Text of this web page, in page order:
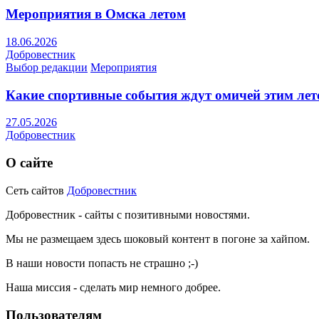
Мероприятия в Омска летом
18.06.2026
Добровестник
Выбор редакции Мероприятия
Какие спортивные события ждут омичей этим
27.05.2026
Добровестник
О сайте
Сеть сайтов Добровестник
Добровестник - сайты с позитивными новостями.
Мы не размещаем здесь шоковый контент в погоне за хайпом.
В наши новости попасть не страшно ;-)
Наша миссия - сделать мир немного добрее.
Пользователям